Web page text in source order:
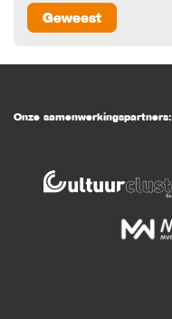
Geweest
Onze samenwerkingspartners: